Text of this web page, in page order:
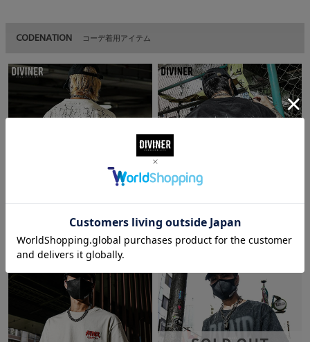
CODENATION コーデ着用アイテム
Penetration Faith TEE(ホワイト) Thunder Logo Big No Sleeve